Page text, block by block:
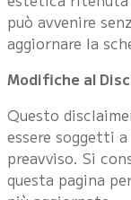
può avvenire
aggiornare la
Modifiche al
Questo
essere soggetti
preavviso. Si
questa pagina